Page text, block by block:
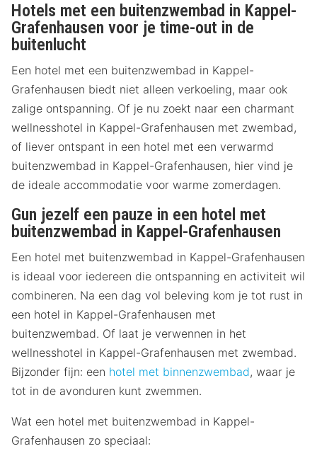
Hotels met een buitenzwembad in Kappel-
Grafenhausen voor je time-out in de
buitenlucht
Een hotel met een buitenzwembad in Kappel-
Grafenhausen biedt niet alleen verkoeling, maar ook
zalige ontspanning. Of je nu zoekt naar een charmant
wellnesshotel in Kappel-Grafenhausen met zwembad,
of liever ontspant in een hotel met een verwarmd
buitenzwembad in Kappel-Grafenhausen, hier vind je
de ideale accommodatie voor warme zomerdagen.
Gun jezelf een pauze in een hotel met
buitenzwembad in Kappel-Grafenhausen
Een hotel met buitenzwembad in Kappel-Grafenhausen
is ideaal voor iedereen die ontspanning en activiteit wil
combineren. Na een dag vol beleving kom je tot rust in
een hotel in Kappel-Grafenhausen met
buitenzwembad. Of laat je verwennen in het
wellnesshotel in Kappel-Grafenhausen met zwembad.
Bijzonder fijn: een hotel met binnenzwembad, waar je
tot in de avonduren kunt zwemmen.
Wat een hotel met buitenzwembad in Kappel-
Grafenhausen zo speciaal: